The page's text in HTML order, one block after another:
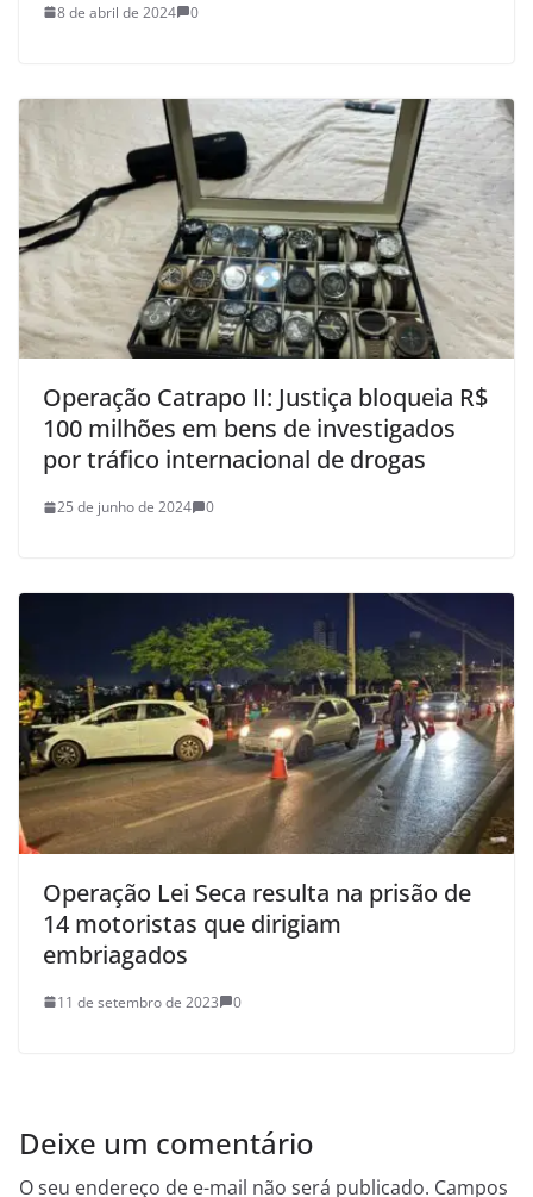
8 de abril de 2024 0
Operação Catrapo II: Justiça bloqueia R$
100 milhões em bens de investigados
por tráfico internacional de drogas
25 de junho de 2024 0
Operação Lei Seca resulta na prisão de
14 motoristas que dirigiam
embriagados
11 de setembro de 2023 0
Deixe um comentário
O seu endereço de e-mail não será publicado. Campos